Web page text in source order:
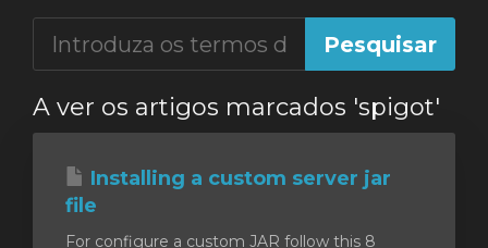
A ver os artigos marcados 'spigot'
Installing a custom server jar
file
For configure a custom JAR follow this 8